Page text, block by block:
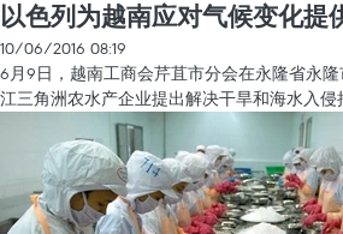
以色列为越南应对气候变化提
10/06/2016 08:19
6月9日，越南工商会芹苴市分会在永隆省永
江三角洲农水产企业提出解决干旱和海水入侵